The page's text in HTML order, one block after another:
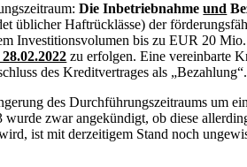
Die Inbetriebnahmeund
üblicher Haftrücklässe) der
Investitionsvolumen bis zu EUR 20
zu erfolgen. Eine vereinbarte
des Kreditvertrages als „Bezahlung“.
des Durchführungszeitraums um
wurde zwar angekündigt, ob diese
ist mit derzeitigem Stand noch